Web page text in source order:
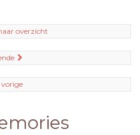
overzicht
vorige